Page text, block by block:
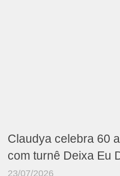
Claudya celebra 60
com turnê Deixa Eu
23/07/2026